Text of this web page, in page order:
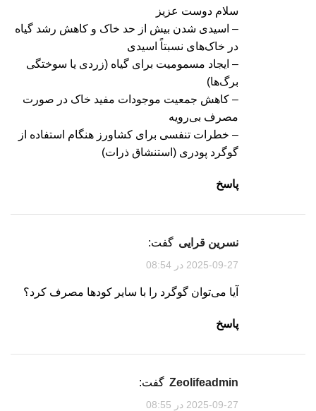
سلام دوست عزیز
– اسیدی شدن بیش از حد خاک و کاهش رشد گیاه
در خاک‌های نسبتاً اسیدی
– ایجاد مسمومیت برای گیاه (زردی یا سوختگی
برگ‌ها)
– کاهش جمعیت موجودات مفید خاک در صورت
مصرف بی‌رویه
– خطرات تنفسی برای کشاورز هنگام استفاده از
گوگرد پودری (استنشاق ذرات)
پاسخ
نسرین قرایی گفت:
2025-09-27 در 08:54
آیا می‌توان گوگرد را با سایر کودها مصرف کرد؟
پاسخ
zeolifeadmin گفت:
2025-09-27 در 08:55